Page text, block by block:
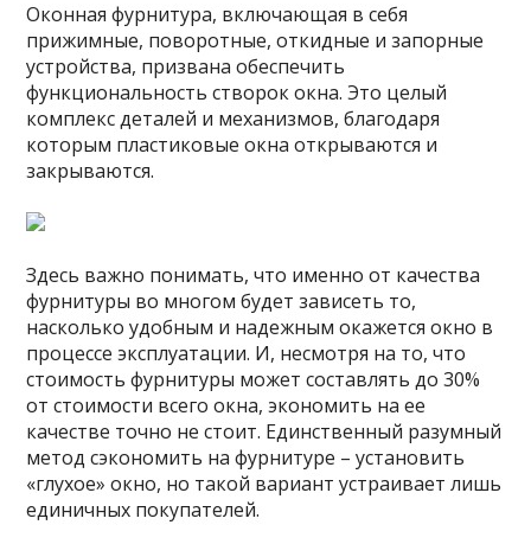
Оконная фурнитура, включающая в себя
прижимные, поворотные, откидные и запорные
устройства, призвана обеспечить
функциональность створок окна. Это целый
комплекс деталей и механизмов, благодаря
которым пластиковые окна открываются и
закрываются.
Здесь важно понимать, что именно от качества
фурнитуры во многом будет зависеть то,
насколько удобным и надежным окажется окно в
процессе эксплуатации. И, несмотря на то, что
стоимость фурнитуры может составлять до 30%
от стоимости всего окна, экономить на ее
качестве точно не стоит. Единственный разумный
метод сэкономить на фурнитуре – установить
«глухое» окно, но такой вариант устраивает лишь
единичных покупателей.